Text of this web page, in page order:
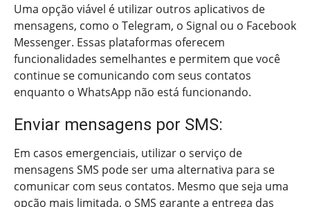
Uma opção viável é utilizar outros aplicativos de
mensagens, como o Telegram, o Signal ou o Facebook
Messenger. Essas plataformas oferecem
funcionalidades semelhantes e permitem que você
continue se comunicando com seus contatos
enquanto o WhatsApp não está funcionando.
Enviar mensagens por SMS:
Em casos emergenciais, utilizar o serviço de
mensagens SMS pode ser uma alternativa para se
comunicar com seus contatos. Mesmo que seja uma
opção mais limitada, o SMS garante a entrega das